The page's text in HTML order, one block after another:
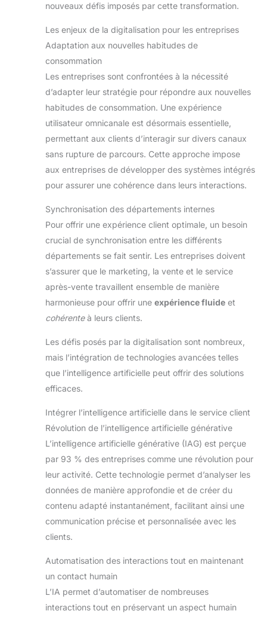
nouveaux défis imposés par cette transformation.
Les enjeux de la digitalisation pour les entreprises
Adaptation aux nouvelles habitudes de
consommation
Les entreprises sont confrontées à la nécessité
d’adapter leur stratégie pour répondre aux nouvelles
habitudes de consommation. Une expérience
utilisateur omnicanale est désormais essentielle,
permettant aux clients d’interagir sur divers canaux
sans rupture de parcours. Cette approche impose
aux entreprises de développer des systèmes intégrés
pour assurer une cohérence dans leurs interactions.
Synchronisation des départements internes
Pour offrir une expérience client optimale, un besoin
crucial de synchronisation entre les différents
départements se fait sentir. Les entreprises doivent
s’assurer que le marketing, la vente et le service
après-vente travaillent ensemble de manière
harmonieuse pour offrir une expérience fluide et
cohérenteà leurs clients.
Les défis posés par la digitalisation sont nombreux,
mais l’intégration de technologies avancées telles
que l’intelligence artificielle peut offrir des solutions
efficaces.
Intégrer l’intelligence artificielle dans le service client
Révolution de l’intelligence artificielle générative
L’intelligence artificielle générative (IAG) est perçue
par 93 % des entreprises comme une révolution pour
leur activité. Cette technologie permet d’analyser les
données de manière approfondie et de créer du
contenu adapté instantanément, facilitant ainsi une
communication précise et personnalisée avec les
clients.
Automatisation des interactions tout en maintenant
un contact humain
L’IA permet d’automatiser de nombreuses
interactions tout en préservant un aspect humain